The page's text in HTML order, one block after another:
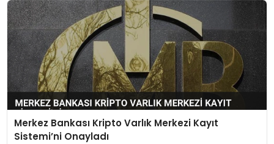
Merkez Bankası Kripto Varlık Merkezi Kayıt
Sistemi’ni Onayladı